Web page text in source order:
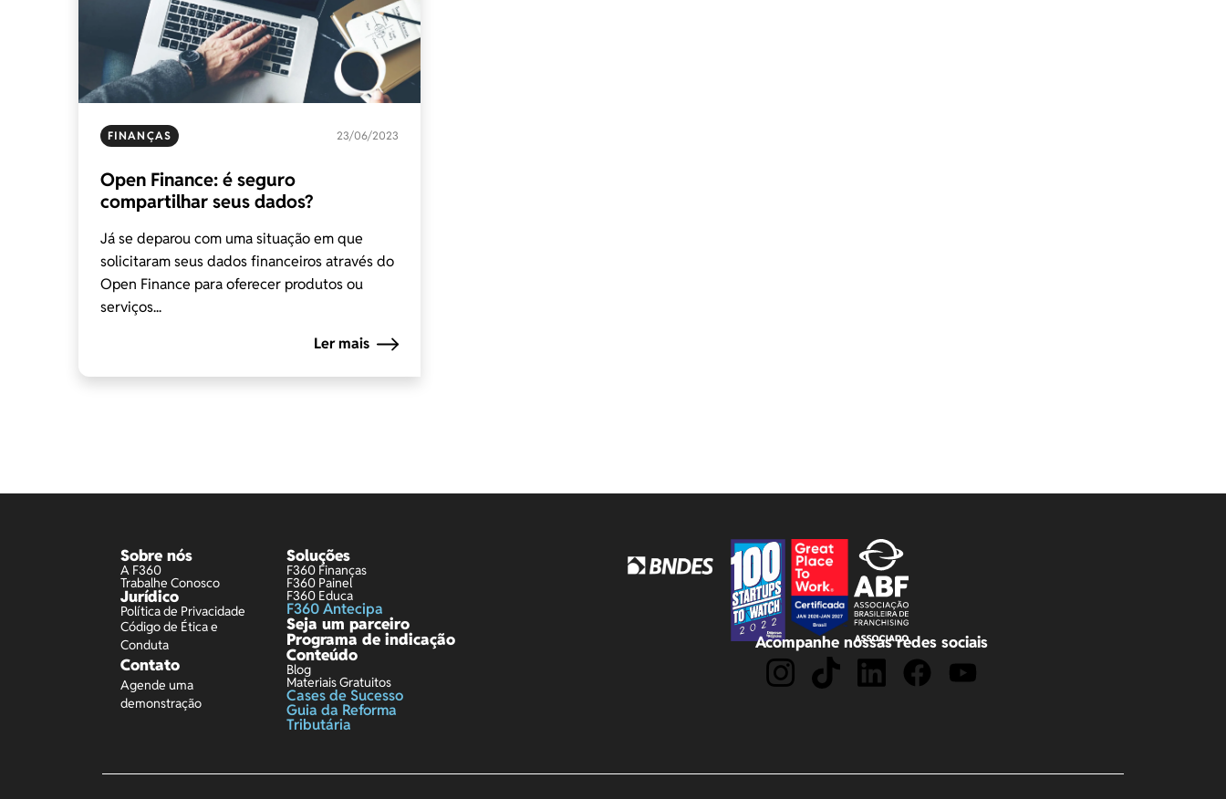
FINANÇAS 23/06/2023
Open Finance: é seguro
compartilhar seus dados?
Já se deparou com uma situação em que
solicitaram seus dados financeiros através do
Open Finance para oferecer produtos ou
serviços...
Ler mais
Sobre nós
A F360
Trabalhe Conosco
Jurídico
Política de Privacidade
Código de Ética e
Conduta
Contato
Agende uma
demonstração
Soluções
F360 Finanças
F360 Painel
F360 Educa
F360 Antecipa
Seja um parceiro
Programa de indicação
Conteúdo
Blog
Materiais Gratuitos
Cases de Sucesso
Guia da Reforma
Tributária
Acompanhe nossas redes sociais